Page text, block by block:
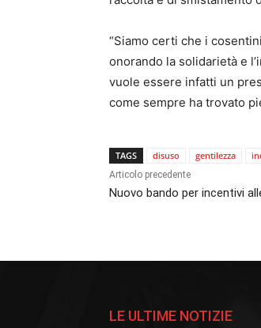
“Siamo certi che i
onorando la solidarietà e
vuole essere infatti un
come sempre ha trovato
TAGS disuso gentilezza
Articolo precedente
Nuovo bando per incentivi
LE ULTIME NOTIZIE